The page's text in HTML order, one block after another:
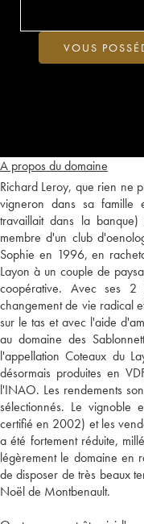
A propos du domaine
Richard Leroy, que rien ne
vigneron dans sa famille
travaillait dans la
membre d'un club
Sophie en 1996, en
Layon à un couple de
coopérative. Avec ses
changement de vie radical
sur le tas et avec l'aide
au domaine des
l'appellation Coteaux du
désormais produites en
l'INAO. Les rendements
sélectionnés. Le
certifié en 2002) et les
a été fortement réduite,
légèrement le domaine en
de disposer de très beaux
Noël de Montbenault.
VOUS